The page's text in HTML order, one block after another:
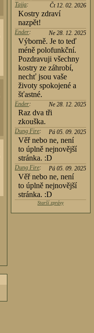
Čt 12. 02. 2026
Tajja:
Kostry zdraví
nazpět!
Ne 28. 12. 2025
Ender:
Výborně. Je to teď
méně polofunkční.
Pozdravuji všechny
kostry ze záhrobí,
nechť jsou vaše
životy spokojené a
šťastné.
Ne 28. 12. 2025
Ender:
Raz dva tři
zkouška.
Pá 05. 09. 2025
Dung Fire:
Věř nebo ne, není
to úplně nejnovější
stránka. :D
Pá 05. 09. 2025
Dung Fire:
Věř nebo ne, není
to úplně nejnovější
stránka. :D
Starší zprávy